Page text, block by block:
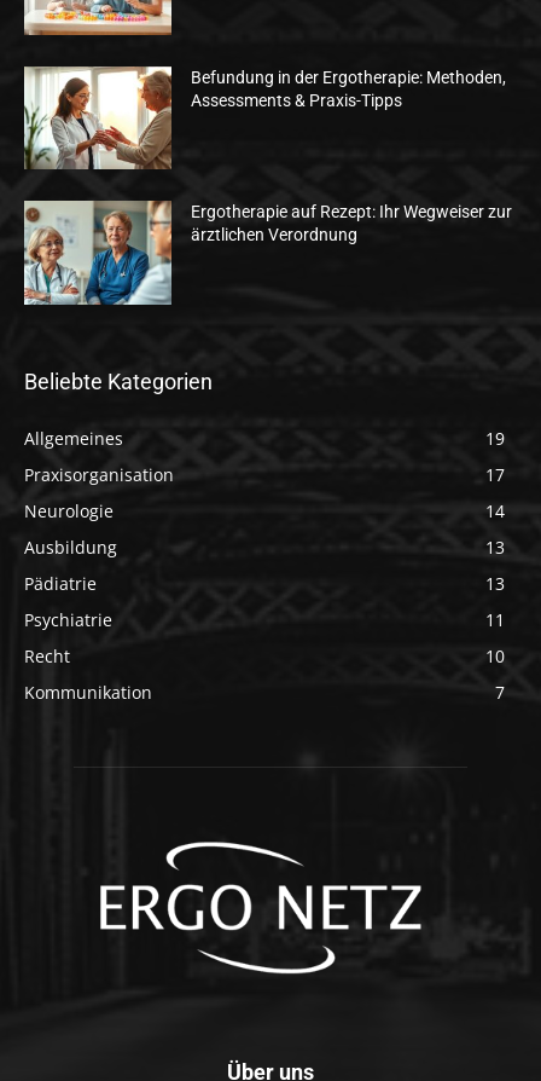
Befundung in der Ergotherapie: Methoden,
Assessments & Praxis-Tipps
Ergotherapie auf Rezept: Ihr Wegweiser zur
ärztlichen Verordnung
Beliebte Kategorien
Allgemeines
19
Praxisorganisation
17
Neurologie
14
Ausbildung
13
Pädiatrie
13
Psychiatrie
11
Recht
10
Kommunikation
7
Über uns